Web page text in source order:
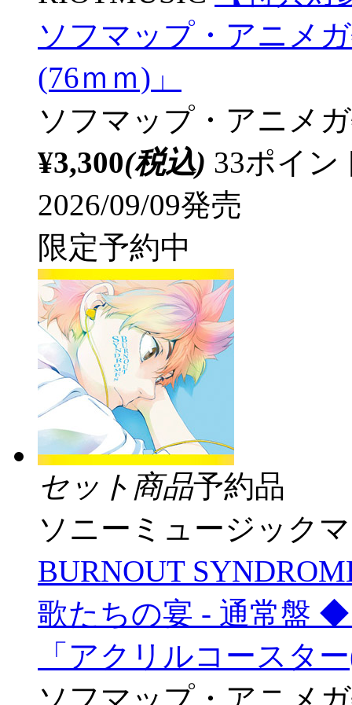
ソフマップ・アニメ
(76ｍｍ)」
ソフマップ・アニメ
¥3,300(税込) 33ポイ
2026/09/09発売
限定予約中
セット商品予約品
ソニーミュージック
BURNOUT
歌たちの宴 - 通常盤
「アクリルコースタ